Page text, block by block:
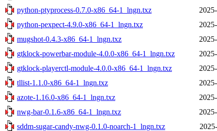
python-ptyprocess-0.7.0-x86_64-1_lngn.txz
python-pexpect-4.9.0-x86_64-1_lngn.txz
mugshot-0.4.3-x86_64-1_lngn.txz
gtklock-powerbar-module-4.0.0-x86_64-1_lngn.txz
gtklock-playerctl-module-4.0.0-x86_64-1_lngn.txz
tllist-1.1.0-x86_64-1_lngn.txz
azote-1.16.0-x86_64-1_lngn.txz
nwg-bar-0.1.6-x86_64-1_lngn.txz
sddm-sugar-candy-nwg-0.1.0-noarch-1_lngn.txz